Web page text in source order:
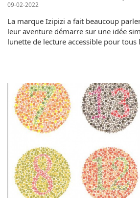
09-02-2022
La marque Izipizi a fait beaucoup
leur aventure démarre sur une idée
lunette de lecture accessible pour tous